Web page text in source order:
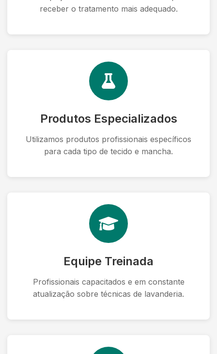
receber o tratamento mais adequado.
Produtos Especializados
Utilizamos produtos profissionais específicos
para cada tipo de tecido e mancha.
Equipe Treinada
Profissionais capacitados e em constante
atualização sobre técnicas de lavanderia.